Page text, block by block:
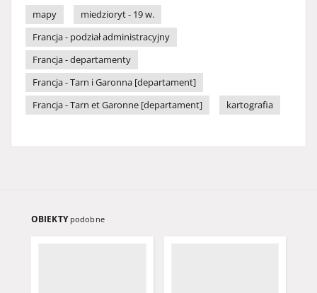
mapy
miedzioryt - 19 w.
Francja - podział administracyjny
Francja - departamenty
Francja - Tarn i Garonna [departament]
Francja - Tarn et Garonne [departament]
kartografia
OBIEKTY podobne